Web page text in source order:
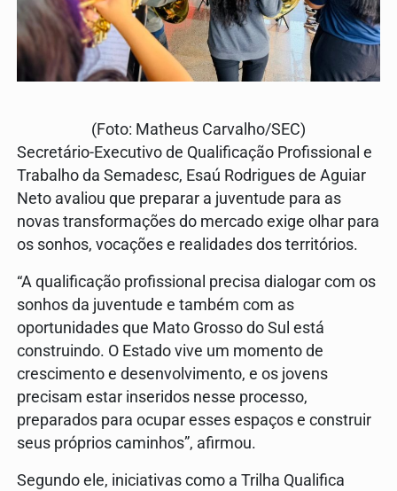
(Foto: Matheus Carvalho/SEC)
Secretário-Executivo de Qualificação Profissional e
Trabalho da Semadesc, Esaú Rodrigues de Aguiar
Neto avaliou que preparar a juventude para as
novas transformações do mercado exige olhar para
os sonhos, vocações e realidades dos territórios.
“A qualificação profissional precisa dialogar com os
sonhos da juventude e também com as
oportunidades que Mato Grosso do Sul está
construindo. O Estado vive um momento de
crescimento e desenvolvimento, e os jovens
precisam estar inseridos nesse processo,
preparados para ocupar esses espaços e construir
seus próprios caminhos”, afirmou.
Segundo ele, iniciativas como a Trilha Qualifica